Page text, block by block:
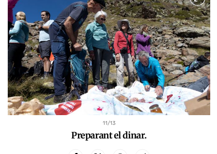
11/13
Preparant el dinar.